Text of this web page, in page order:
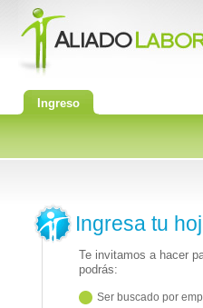
Ingreso
Ingresa tu
Te invitamos a hacer
podrás:
Ser buscado por